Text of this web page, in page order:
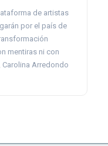
de artistas
por el país de
mentiras ni con
Arredondo